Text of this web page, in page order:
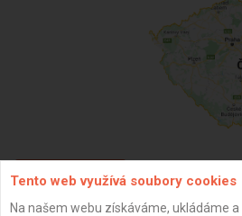
ZPĚT
Tento web využívá soubory cookies
Na našem webu získáváme, ukládáme